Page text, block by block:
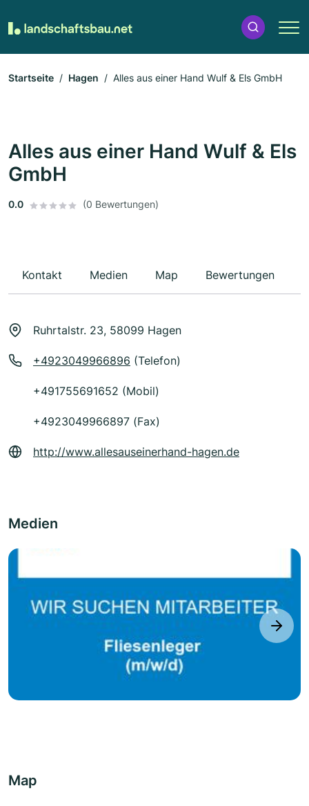
Startseite Hagen Alles aus einer Hand Wulf & Els GmbH
Alles aus einer Hand Wulf & Els
GmbH
0.0 (0 Bewertungen)
Kontakt Medien Map Bewertungen
Ruhrtalstr. 23, 58099 Hagen
+4923049966896 (Telefon)
+491755691652 (Mobil)
+4923049966897 (Fax)
http://www.allesauseinerhand-hagen.de
Medien
next
Map